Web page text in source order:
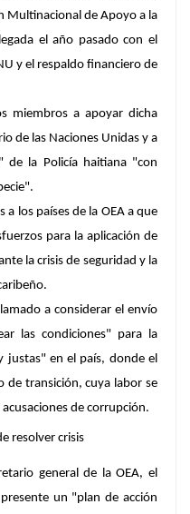
Multinacional de Apoyo a la
el año pasado con el
y el respaldo financiero de
miembros a apoyar dicha
de las Naciones Unidas y a
de la Policía haitiana "con
los países de la OEA a que
para la aplicación de
la crisis de seguridad y la
a considerar el envío
las condiciones" para la
justas" en el país, donde el
de transición, cuya labor se
de corrupción.
resolver crisis
general de la OEA, el
un "plan de acción